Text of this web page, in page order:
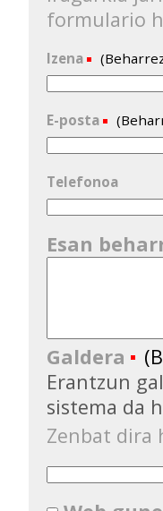
formulario
Izena
E-posta
Telefonoa
Esan
Galdera
Erantzun
sistema da
Zenbat dira